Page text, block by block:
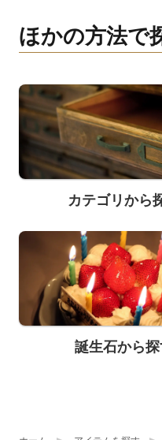
ほかの方法で
カテゴリから
誕生石から